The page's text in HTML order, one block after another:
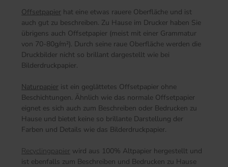
Offsetpapier hat eine etwas rauere Oberfläche und ist
auch gut zu beschreiben. Zu Hause im Drucker haben Sie
übrigens auch Offsetpapier (meist mit einer Grammatur
von 70-80g/m²). Durch seine raue Oberfläche werden die
Druckbilder nicht so brillant dargestellt wie bei
Bilderdruckpapier.
Naturpapier ist ein geglättetes Offsetpapier ohne
Beschichtungen. Ähnlich wie das normale Offsetpapier
eignet es sich auch zum Beschreiben oder Bedrucken zu
Hause und bietet keine so brillante Darstellung der
Farben und Details wie das Bilderdruckpapier.
Recyclingpapier wird aus 100% Altpapier hergestellt und
ist ebenfalls zum Beschreiben und Bedrucken zu Hause